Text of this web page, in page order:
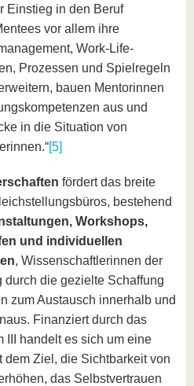
Einstieg in den Beruf
vor allem ihre
Work-Life-
Prozessen und Spielregeln
bauen Mentorinnen
aus und
in die Situation von
[5]
fördert das breite
bestehend
Workshops,
und individuellen
, Wissenschaftlerinnen der
durch die gezielte Schaffung
zum Austausch innerhalb und
Finanziert durch das
III handelt es sich um eine
dem Ziel, die Sichtbarkeit von
das Selbstvertrauen